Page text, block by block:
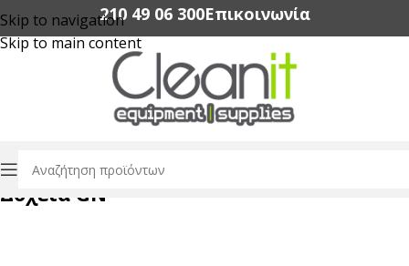
Skip to navigation
Skip to main content
210 49 06 300‬Επικοινωνία
Δοχεία GN